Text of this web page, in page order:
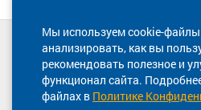
Мы используем cookie-файлы
анализировать, как вы
рекомендовать полезное и
функционал сайта.
файлах в Политике
Техническая
8 800 600-